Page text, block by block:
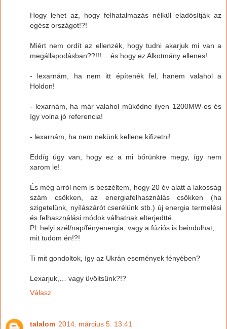
Hogy lehet az, hogy felhatalmazás nélkül eladósítják az
egész országot!?!
Miért nem ordít az ellenzék, hogy tudni akarjuk mi van a
megállapodásban??!!!… és hogy ez Alkotmány ellenes!
- lexarnám, ha nem itt építenék fel, hanem valahol a
Holdon!
- lexarnám, ha már valahol működne ilyen 1200MW-os és
így volna jó referencia!
- lexarnám, ha nem nekünk kellene kifizetni!
Eddíg úgy van, hogy ez a mi bőrünkre megy, így nem
xarom le!
És még arról nem is beszéltem, hogy 20 év alatt a lakosság
szám csökken, az energiafelhasználás csökken (ha
szigetelünk, nyílászárót cserélünk stb.) új energia termelési
és felhasználási módok válhatnak elterjedtté.
Pl. helyi szél/nap/fényenergia, vagy a fúziós is beindulhat,…
mit tudom én!?!
Ti mit gondoltok, így az Ukrán események fényében?
Lexarjuk,… vagy üvöltsünk?!?
Válasz
talalom 2014. március 5. 13:41